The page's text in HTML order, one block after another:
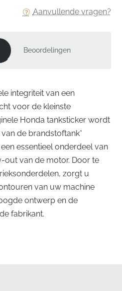
Aanvullende vragen?
Beoordelingen
integriteit van een
voor de kleinste
Honda tanksticker wordt
de brandstoftank*
essentieel onderdeel van
out van de motor. Door te
zorgt u
van uw machine
ontwerp en de
fabrikant.